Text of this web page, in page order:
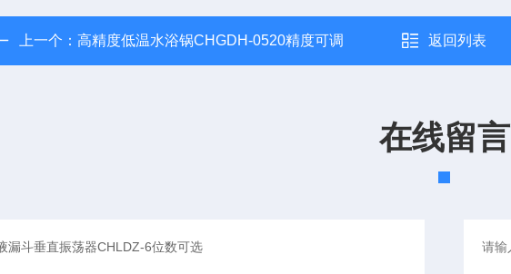
上一个： 高精度低温水浴锅CHGDH-0520精度可调 返回列表
在线留言